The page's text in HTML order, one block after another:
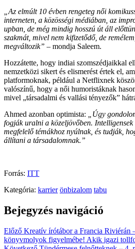
„Az elmúlt 10 évben rengeteg női
interneten, a közösségi médiában, az
upban, de még mindig hosszú út áll
szakmát, mivel nem kifizetődő, de
megváltozik” – mondja Saleem.
Hozzátette, hogy indiai szomszédjaikkal
nemzetközi sikert és elismerést értek el,
platformoknak, például a Netflixnek
valószínű, hogy a női humoristáknak
mivel „társadalmi és vallási tényezők”
Ahmed azonban optimista: „Úgy
fogják uralni a közeljövőben. Intelligensek
megfelelő témákhoz nyúlnak, és tudják,
állítani a társadalomnak.”
Forrás: ITT
Kategória: karrier önbizalom tabu
Bejegyzés navigáció
Előző Kreatív írótábor a Francia Riviérán
könyvmolyok figyelmébe! Akik igazi